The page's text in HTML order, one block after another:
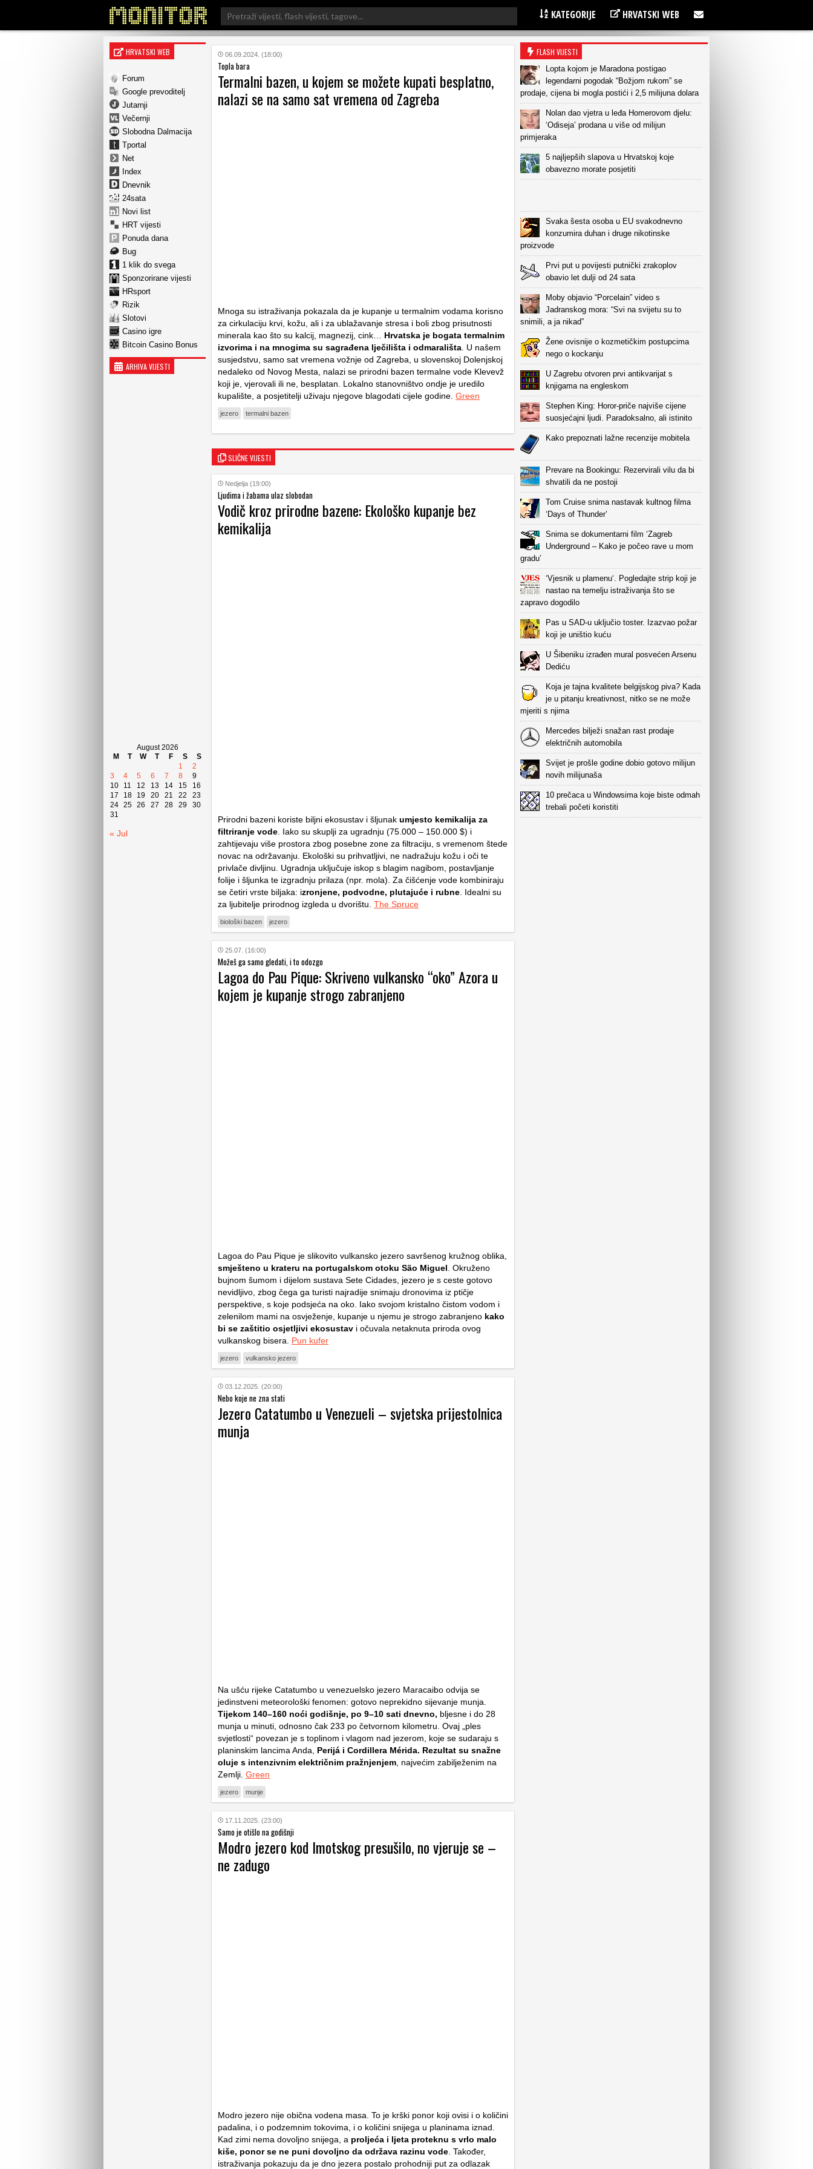
Search
for:
KATEGORIJE HRVATSKI WEB
HRVATSKI WEB
Forum
Google prevoditelj
Jutarnji
Večernji
Slobodna Dalmacija
Tportal
Net
Index
Dnevnik
24sata
Novi list
HRT vijesti
Ponuda dana
Bug
1 klik do svega
Sponzorirane vijesti
HRsport
Rizik
Slotovi
Casino igre
Bitcoin Casino Bonus
ARHIVA VIJESTI
August 2026
M
T W T F S
S
1
2
3
4 5 6 7 8
9
10
11 12 13 14 15
16
17
18 19 20 21 22
23
24 25 26 27 28 29
30
31
« Jul
06.09.2024. (18:00)
Topla bara
Termalni bazen, u kojem se možete kupati besplatno,
nalazi se na samo sat vremena od Zagreba
Mnoga su istraživanja pokazala da je kupanje u termalnim vodama korisno
za cirkulaciju krvi, kožu, ali i za ublažavanje stresa i boli zbog prisutnosti
minerala kao što su kalcij, magnezij, cink… Hrvatska je bogata termalnim
izvorima i na mnogima su sagrađena lječilišta i odmarališta . U našem
susjedstvu, samo sat vremena vožnje od Zagreba, u slovenskoj Dolenjskoj
nedaleko od Novog Mesta, nalazi se prirodni bazen termalne vode Klevevž
koji je, vjerovali ili ne, besplatan. Lokalno stanovništvo ondje je uredilo
kupalište, a posjetitelji uživaju njegove blagodati cijele godine. Green
jezero termalni bazen
SLIČNE VIJESTI
Nedjelja (19:00)
Ljudima i žabama ulaz slobodan
Vodič kroz prirodne bazene: Ekološko kupanje bez
kemikalija
Prirodni bazeni koriste biljni ekosustav i šljunak umjesto kemikalija za
filtriranje vode . Iako su skuplji za ugradnju (75.000 – 150.000 $) i
zahtijevaju više prostora zbog posebne zone za filtraciju, s vremenom štede
novac na održavanju. Ekološki su prihvatljivi, ne nadražuju kožu i oči te
privlače divljinu. Ugradnja uključuje iskop s blagim nagibom, postavljanje
folije i šljunka te izgradnju prilaza (npr. mola). Za čišćenje vode kombiniraju
se četiri vrste biljaka: izronjene, podvodne, plutajuće i rubne . Idealni su
za ljubitelje prirodnog izgleda u dvorištu. The Spruce
biološki bazen jezero
25.07. (16:00)
Možeš ga samo gledati, i to odozgo
Lagoa do Pau Pique: Skriveno vulkansko “oko” Azora u
kojem je kupanje strogo zabranjeno
Lagoa do Pau Pique je slikovito vulkansko jezero savršenog kružnog oblika,
smješteno u krateru na portugalskom otoku São Miguel . Okruženo
bujnom šumom i dijelom sustava Sete Cidades, jezero je s ceste gotovo
nevidljivo, zbog čega ga turisti najradije snimaju dronovima iz ptičje
perspektive, s koje podsjeća na oko. Iako svojom kristalno čistom vodom i
zelenilom mami na osvježenje, kupanje u njemu je strogo zabranjeno kako
bi se zaštitio osjetljivi ekosustav i očuvala netaknuta priroda ovog
vulkanskog bisera. Pun kufer
jezero vulkansko jezero
03.12.2025. (20:00)
Nebo koje ne zna stati
Jezero Catatumbo u Venezueli – svjetska prijestolnica
munja
Na ušću rijeke Catatumbo u venezuelsko jezero Maracaibo odvija se
jedinstveni meteorološki fenomen: gotovo neprekidno sijevanje munja.
Tijekom 140–160 noći godišnje, po 9–10 sati dnevno, bljesne i do 28
munja u minuti, odnosno čak 233 po četvornom kilometru. Ovaj „ples
svjetlosti“ povezan je s toplinom i vlagom nad jezerom, koje se sudaraju s
planinskim lancima Anda, Perijá i Cordillera Mérida. Rezultat su snažne
oluje s intenzivnim električnim pražnjenjem , najvećim zabilježenim na
Zemlji. Green
jezero munje
17.11.2025. (23:00)
Samo je otišlo na godišnji
Modro jezero kod Imotskog presušilo, no vjeruje se –
ne zadugo
Modro jezero nije obična vodena masa. To je krški ponor koji ovisi i o količini
padalina, i o podzemnim tokovima, i o količini snijega u planinama iznad.
Kad zimi nema dovoljno snijega, a proljeća i ljeta proteknu s vrlo malo
kiše, ponor se ne puni dovoljno da održava razinu vode . Također,
istraživanja pokazuju da je dno jezera postalo prohodniji put za odlazak
FLASH VIJESTI
Lopta kojom je Maradona postigao
legendarni pogodak “Božjom rukom” se
prodaje, cijena bi mogla postići i 2,5 milijuna dolara
Nolan dao vjetra u leđa Homerovom djelu:
‘Odiseja’ prodana u više od milijun
primjeraka
5 najljepših slapova u Hrvatskoj koje
obavezno morate posjetiti
Svaka šesta osoba u EU svakodnevno
konzumira duhan i druge nikotinske
proizvode
Prvi put u povijesti putnički zrakoplov
obavio let dulji od 24 sata
Moby objavio “Porcelain” video s
Jadranskog mora: “Svi na svijetu su to
snimili, a ja nikad”
Žene ovisnije o kozmetičkim postupcima
nego o kockanju
U Zagrebu otvoren prvi antikvarijat s
knjigama na engleskom
Stephen King: Horor-priče najviše cijene
suosjećajni ljudi. Paradoksalno, ali istinito
Kako prepoznati lažne recenzije mobitela
Prevare na Bookingu: Rezervirali vilu da bi
shvatili da ne postoji
Tom Cruise snima nastavak kultnog filma
‘Days of Thunder’
Snima se dokumentarni film ‘Zagreb
Underground – Kako je počeo rave u mom
gradu’
‘Vjesnik u plamenu‘. Pogledajte strip koji je
nastao na temelju istraživanja što se
zapravo dogodilo
Pas u SAD-u uključio toster. Izazvao požar
koji je uništio kuću
U Šibeniku izrađen mural posvećen Arsenu
Dediću
Koja je tajna kvalitete belgijskog piva? Kada
je u pitanju kreativnost, nitko se ne može
mjeriti s njima
Mercedes bilježi snažan rast prodaje
električnih automobila
Svijet je prošle godine dobio gotovo milijun
novih milijunaša
10 prečaca u Windowsima koje biste odmah
trebali početi koristiti